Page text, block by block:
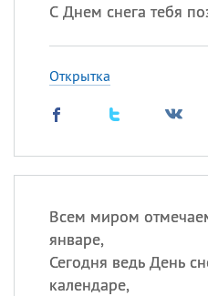
С Днем снега тебя
Открытка
Всем миром
январе,
Сегодня ведь День
календаре,